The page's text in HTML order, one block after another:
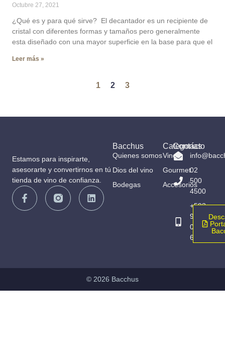
Octubre 27, 2021
¿Qué es y para qué sirve? El decantador es un recipiente de
cristal con diferentes formas y tamaños pero generalmente
esta diseñado con una mayor superficie en la base para que el
Leer más »
1 2 3
Estamos para inspirarte,
asesorarte y convertirnos en tú
tienda de vino de confianza.
Bacchus
Quienes somos
Dios del vino
Bodegas
Categorías
Vinos
Gourmet
Accesorios
Contacto
02
500
4500
+593
98
065
6836
© 2026 Bacchus